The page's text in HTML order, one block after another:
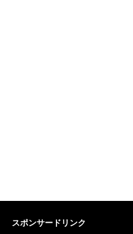
スポンサードリンク